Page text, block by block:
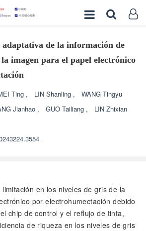
de la información de
imagen para el papel electrónico
Ting , LIN Shanling ,
WANG Tingyu
Jianhao , GUO Tailiang , LIN Zhixian
en los niveles de gris de la
por electrohumectación debido
chip de control y el reflujo de tinta,
de riqueza en los niveles de gris